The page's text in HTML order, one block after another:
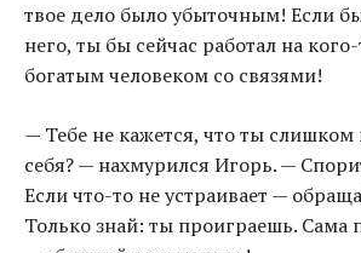
твое дело было убыточным! Если бы
него, ты бы сейчас работал на
богатым человеком со связями!
— Тебе не кажется, что ты
себя? — нахмурился Игорь. —
Если что-то не устраивает —
Только знай: ты проиграешь. Сама